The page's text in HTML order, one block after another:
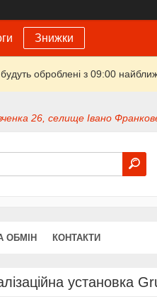
Знижки
оброблені з 09:00
26, селище Івано
ОБМІН КОНТАКТИ
установка